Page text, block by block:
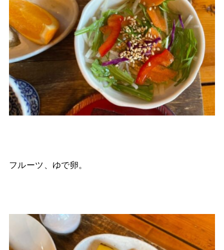
フルーツ、ゆで卵。